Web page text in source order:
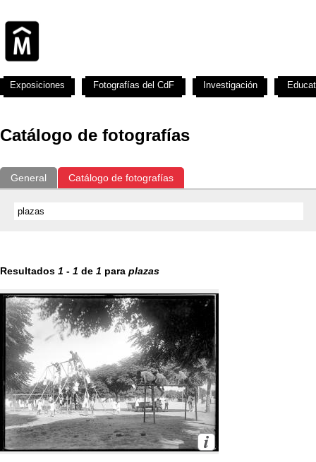
Catálogo de fotografías
General Catálogo de fotografías
Resultados 1 - 1 de 1 para plazas
Exposiciones Fotografías del CdF Investigación